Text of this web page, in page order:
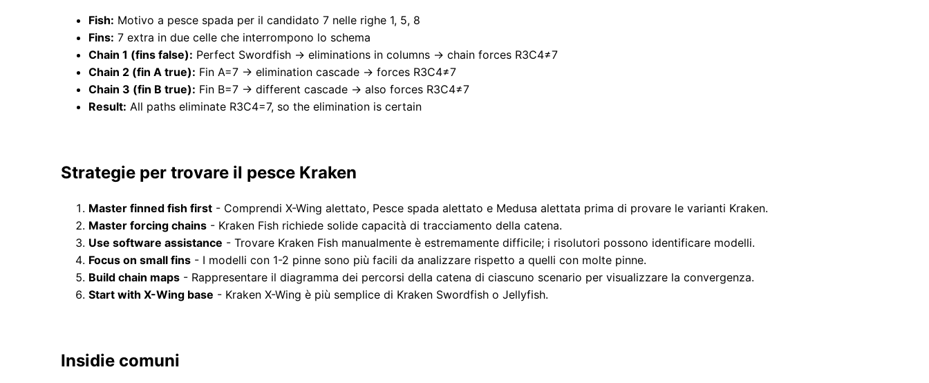
Fish: Motivo a pesce spada per il candidato 7 nelle righe 1, 5, 8
Fins: 7 extra in due celle che interrompono lo schema
Chain 1 (fins false): Perfect Swordfish → eliminations in columns → chain forces R3C4≠7
Chain 2 (fin A true): Fin A=7 → elimination cascade → forces R3C4≠7
Chain 3 (fin B true): Fin B=7 → different cascade → also forces R3C4≠7
Result: All paths eliminate R3C4=7, so the elimination is certain
Strategie per trovare il pesce Kraken
Master finned fish first - Comprendi X-Wing alettato, Pesce spada alettato e Medusa alettata prima di provare le varianti Kraken.
Master forcing chains - Kraken Fish richiede solide capacità di tracciamento della catena.
Use software assistance - Trovare Kraken Fish manualmente è estremamente difficile; i risolutori possono identificare modelli.
Focus on small fins - I modelli con 1-2 pinne sono più facili da analizzare rispetto a quelli con molte pinne.
Build chain maps - Rappresentare il diagramma dei percorsi della catena di ciascuno scenario per visualizzare la convergenza.
Start with X-Wing base - Kraken X-Wing è più semplice di Kraken Swordfish o Jellyfish.
Insidie ​​​​comuni